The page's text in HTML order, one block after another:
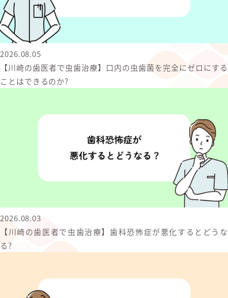
2026.08.05
【川崎の歯医者で虫歯治療】口内の虫歯菌を完全にゼロにする
ことはできるのか?
2026.08.03
【川崎の歯医者で虫歯治療】歯科恐怖症が悪化するとどうな
る?